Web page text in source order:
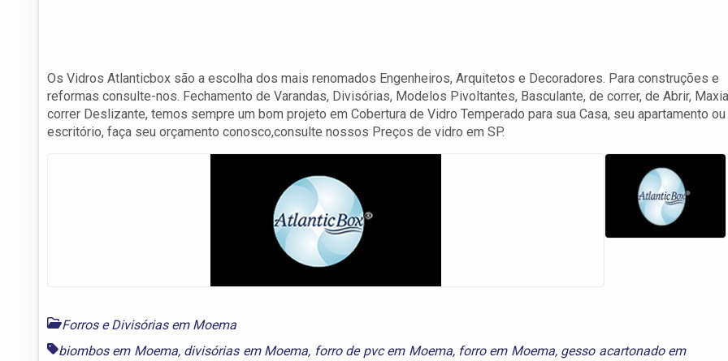
Os Vidros Atlanticbox são a escolha dos mais renomados Engenheiros, Arquitetos e Decoradores. Para construções e
reformas consulte-nos. Fechamento de Varandas, Divisórias, Modelos Pivoltantes, Basculante, de correr, de Abrir,
correr Deslizante, temos sempre um bom projeto em Cobertura de Vidro Temperado para sua Casa, seu apartamento ou
escritório, faça seu orçamento conosco,consulte nossos Preços de vidro em SP.
Forros e Divisórias em Moema
biombos em Moema, divisórias em Moema, forro de pvc em Moema, forro em Moema, gesso acartonado em